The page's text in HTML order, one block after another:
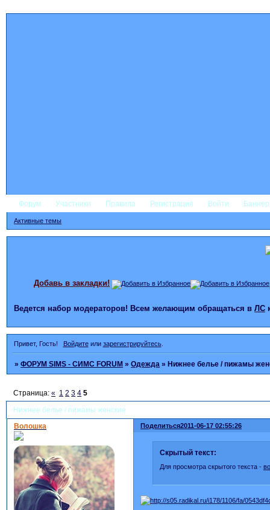
Форум Участники Правила Регистрация Войти
Активные темы
Добавь в закладки!
Ведется набор модераторов! Всем желающим обращаться в ЛС
Привет, Гость! Войдитеили зарегистрируйтесь.
»ФОРУМ SIMS - СИМС FORUM »Одежда »Нижнее белье / пижамы
Нижнее белье / пижамы женские
Страница:« 1 2 3 4 5
Поделиться2011-06-17 02:55:26
Волошка
Скрытый текст:
Для просмотра скрытого текста -